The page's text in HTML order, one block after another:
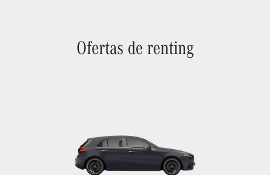
Ofertas de renting